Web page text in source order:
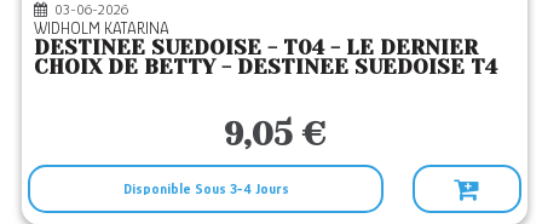
03-06-2026
WIDHOLM KATARINA
DESTINEE SUEDOISE - T04 - LE DERNIER
CHOIX DE BETTY - DESTINEE SUEDOISE T4
9,05 €
Disponible Sous 3-4 Jours